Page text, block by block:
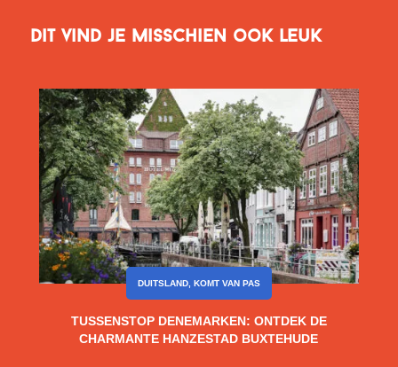
Dit vind je misschien ook leuk
TUSSENSTOP DENEMARKEN: ONTDEK DE
CHARMANTE HANZESTAD BUXTEHUDE
DUITSLAND, KOMT VAN PAS